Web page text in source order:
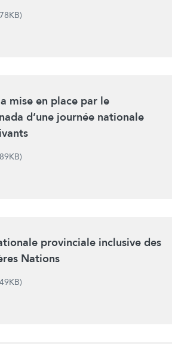
mise en place par le
d’une journée nationale
provinciale inclusive des
Nations